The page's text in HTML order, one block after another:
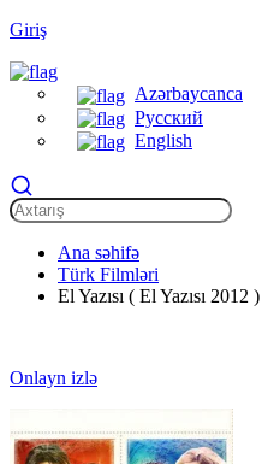
Giriş
Azərbaycanca
Русский
English
Ana səhifə
Türk Filmləri
El Yazısı ( El Yazısı
Onlayn izlə